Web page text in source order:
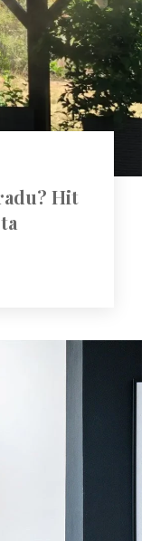
Hit